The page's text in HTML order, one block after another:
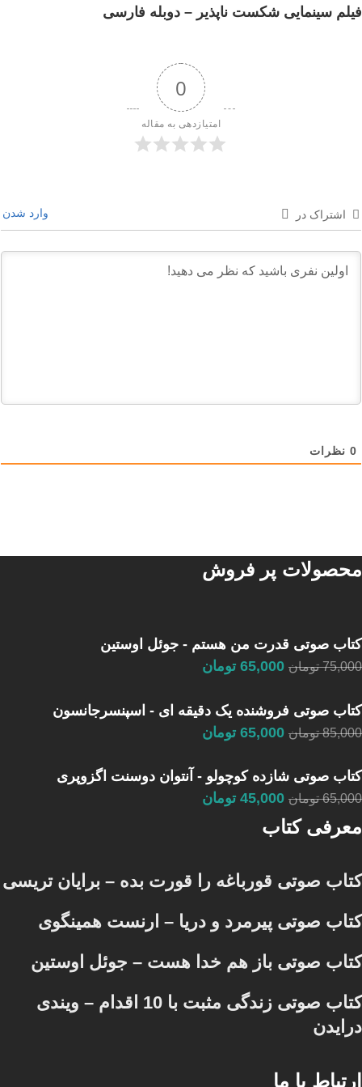
فیلم سینمایی شکست ناپذیر – دوبله فارسی
0
امتیازدهی به مقاله
اشتراک در وارد شدن
0 نظرات
محصولات پر فروش
کتاب صوتی قدرت من هستم - جوئل اوستین
75,000 تومان 65,000 تومان
کتاب صوتی فروشنده یک دقیقه ای - اسپنسرجانسون
85,000 تومان 65,000 تومان
کتاب صوتی شازده کوچولو - آنتوان دوسنت اگزوپری
65,000 تومان 45,000 تومان
معرفی کتاب
کتاب صوتی قورباغه را قورت بده – برایان تریسی
کتاب صوتی پیرمرد و دریا – ارنست همینگوی
کتاب صوتی باز هم خدا هست – جوئل اوستین
کتاب صوتی زندگی مثبت با 10 اقدام – ویندی
درایدن
ارتباط با ما